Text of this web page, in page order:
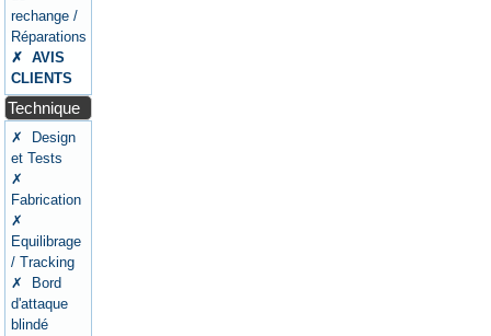
rechange /
Réparations
✗ AVIS
CLIENTS
Technique
✗ Design
et Tests
✗
Fabrication
✗
Equilibrage
/ Tracking
✗ Bord
d'attaque
blindé